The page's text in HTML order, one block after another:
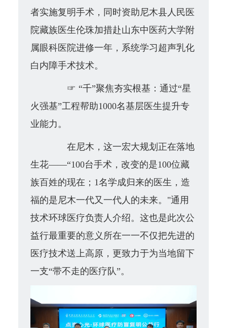
者实施复明手术，同时资助尼木县人民医
院藏族医生伦珠加措赴山东中医药大学附
属眼科医院进修一年，系统学习超声乳化
白内障手术技术。
☞ “千”聚焦夯实根基：通过“星
火强基”工程帮助1000名基层医生提升专
业能力。
在尼木，这一宏大规划正在落地
生花——“100台手术，改变的是100位藏
族百姓的现在；1名学成归来的医生，造
福的是尼木一代又一代人的未来。"通用
技术环球医疗负责人介绍。这也是此次公
益行最重要的意义所在一一不仅把先进的
医疗技术送上高原，更致力于为当地留下
一支“带不走的医疗队”。